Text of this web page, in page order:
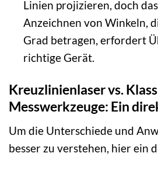
Linien projizieren, doch
Anzeichnen von Winkeln,
Grad betragen, erfordert
richtige Gerät.
Kreuzlinienlaser vs.
Messwerkzeuge: Ein
Um die Unterschiede und
besser zu verstehen, hier ein